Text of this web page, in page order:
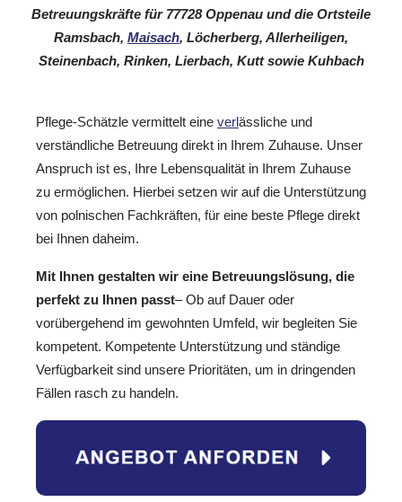
Betreuungskräfte für 77728 Oppenau und die Ortsteile
Ramsbach, Maisach, Löcherberg, Allerheiligen,
Steinenbach, Rinken, Lierbach, Kutt sowie Kuhbach
Pflege-Schätzle vermittelt eine verlässliche und
verständliche Betreuung direkt in Ihrem Zuhause. Unser
Anspruch ist es, Ihre Lebensqualität in Ihrem Zuhause
zu ermöglichen. Hierbei setzen wir auf die Unterstützung
von polnischen Fachkräften, für eine beste Pflege direkt
bei Ihnen daheim.
Mit Ihnen gestalten wir eine Betreuungslösung, die
perfekt zu Ihnen passt– Ob auf Dauer oder
vorübergehend im gewohnten Umfeld, wir begleiten Sie
kompetent. Kompetente Unterstützung und ständige
Verfügbarkeit sind unsere Prioritäten, um in dringenden
Fällen rasch zu handeln.